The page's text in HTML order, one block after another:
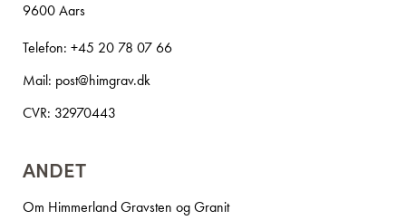
9600 Aars
Telefon: +45 20 78 07 66
Mail: post@himgrav.dk
CVR: 32970443
ANDET
Om Himmerland Gravsten og Granit